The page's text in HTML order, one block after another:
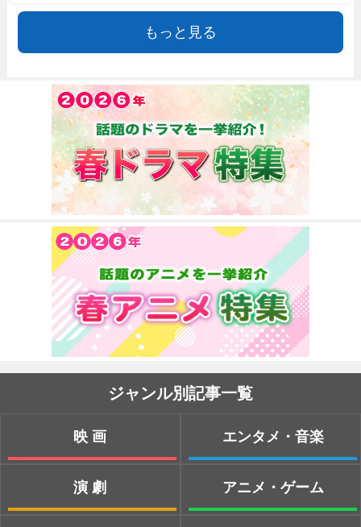
もっと見る
ジャンル別記事一覧
映画
演劇
エンタメ・音楽
アニメ・ゲーム